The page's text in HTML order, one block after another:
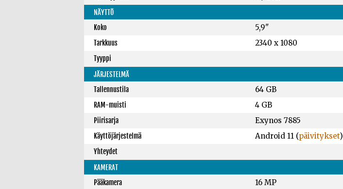
NÄYTTÖ
Koko
5,9"
Tarkkuus 2340 x 1080
Tyyppi
JÄRJESTELMÄ
Tallennustila
64 GB
RAM-muisti 4 GB
Piirisarja Exynos 7885
Käyttöjärjestelmä Android 11 (päivitykset)
Yhteydet
KAMERAT
Pääkamera
16 MP